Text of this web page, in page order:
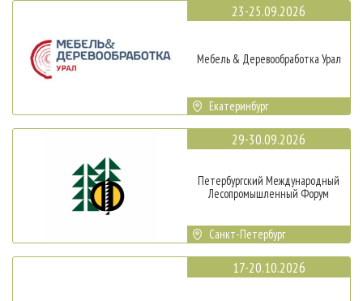
23-25.09.2026
Мебель & Деревообработка Урал
Екатеринбург
29-30.09.2026
Петербургский Международный
Лесопромышленный Форум
Санкт-Петербург
17-20.10.2026